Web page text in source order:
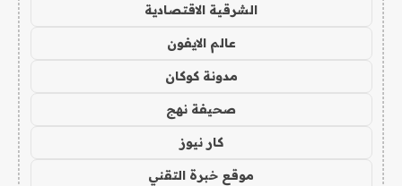
الشرقية الاقتصادية
عالم الايفون
مدونة كوكان
صحيفة نهج
كار نيوز
موقع خبرة التقني